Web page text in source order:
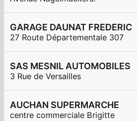
GARAGE DAUNAT FREDERIC
27 Route Départementale 307
SAS MESNIL AUTOMOBILES
3 Rue de Versailles
AUCHAN SUPERMARCHE
centre commerciale Brigitte